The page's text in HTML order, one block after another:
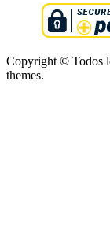
Copyright © Todos
themes.